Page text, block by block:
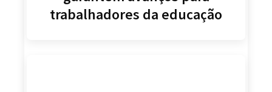
trabalhadores da educação